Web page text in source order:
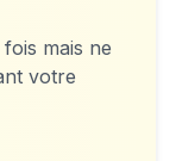
mais ne
votre